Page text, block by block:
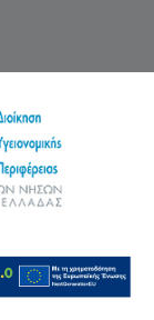
Ηπείρου
Δυτικής
Ελλάδας